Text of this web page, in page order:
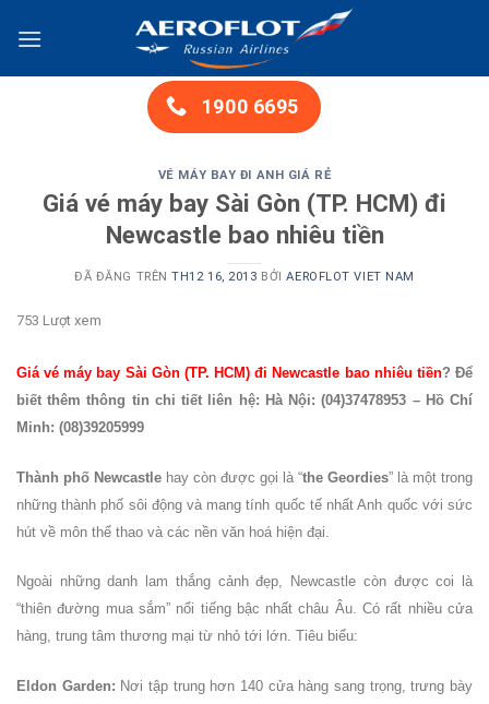
đến
1900 6695
VÉ MÁY BAY ĐI ANH GIÁ RẺ
Giá vé máy bay Sài Gòn (TP. HCM) đi
Newcastle bao nhiêu tiền
ĐÃ ĐĂNG TRÊNTH12 16, 2013 BỞIAEROFLOT VIET NAM
753 Lượt xem
Giá vé máy bay Sài Gòn (TP. HCM) đi Newcastle bao nhiêu tiền? Để
biết thêm thông tin chi tiết liên hệ: Hà Nội: (04)37478953 – Hồ Chí
Minh: (08)39205999
Thành phố Newcastle hay còn được gọi là “the Geordies” là một trong
những thành phố sôi động và mang tính quốc tế nhất Anh quốc với sức
hút về môn thể thao và các nền văn hoá hiện đại.
Ngoài những danh lam thắng cảnh đẹp, Newcastle còn được coi là
“thiên đường mua sắm” nổi tiếng bậc nhất châu Âu. Có rất nhiều cửa
hàng, trung tâm thương mại từ nhỏ tới lớn. Tiêu biểu:
Eldon Garden: Nơi tập trung hơn 140 cửa hàng sang trọng, trưng bày